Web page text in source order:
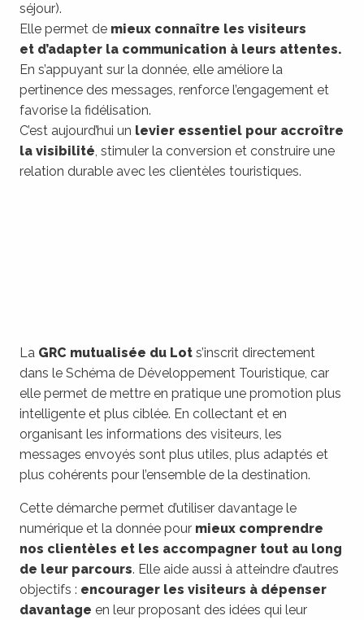
séjour).
Elle permet de mieux connaître les visiteurs
et d’adapter la communication à leurs attentes.
En s’appuyant sur la donnée, elle améliore la
pertinence des messages, renforce l’engagement et
favorise la fidélisation.
C’est aujourd’hui un levier essentiel pour accroître
la visibilité, stimuler la conversion et construire une
relation durable avec les clientèles touristiques.
La GRC mutualisée du Lot s’inscrit directement
dans le Schéma de Développement Touristique, car
elle permet de mettre en pratique une promotion plus
intelligente et plus ciblée. En collectant et en
organisant les informations des visiteurs, les
messages envoyés sont plus utiles, plus adaptés et
plus cohérents pour l’ensemble de la destination.
Cette démarche permet d’utiliser davantage le
numérique et la donnée pour mieux comprendre
nos clientèles et les accompagner tout au long
de leur parcours. Elle aide aussi à atteindre d’autres
objectifs : encourager les visiteurs à dépenser
davantage en leur proposant des idées qui leur